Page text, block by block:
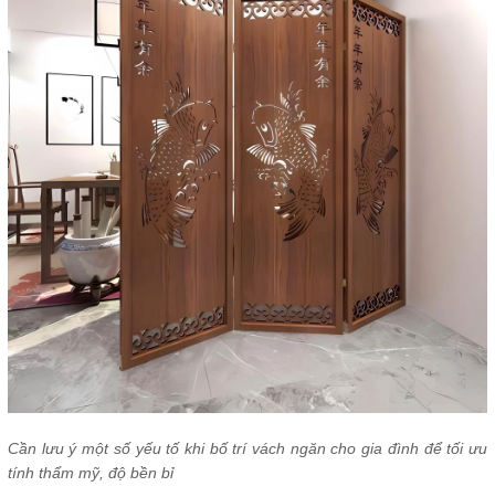
Cần lưu ý một số yếu tố khi bố trí vách ngăn cho gia đình để tối ưu
tính thẩm mỹ, độ bền bỉ